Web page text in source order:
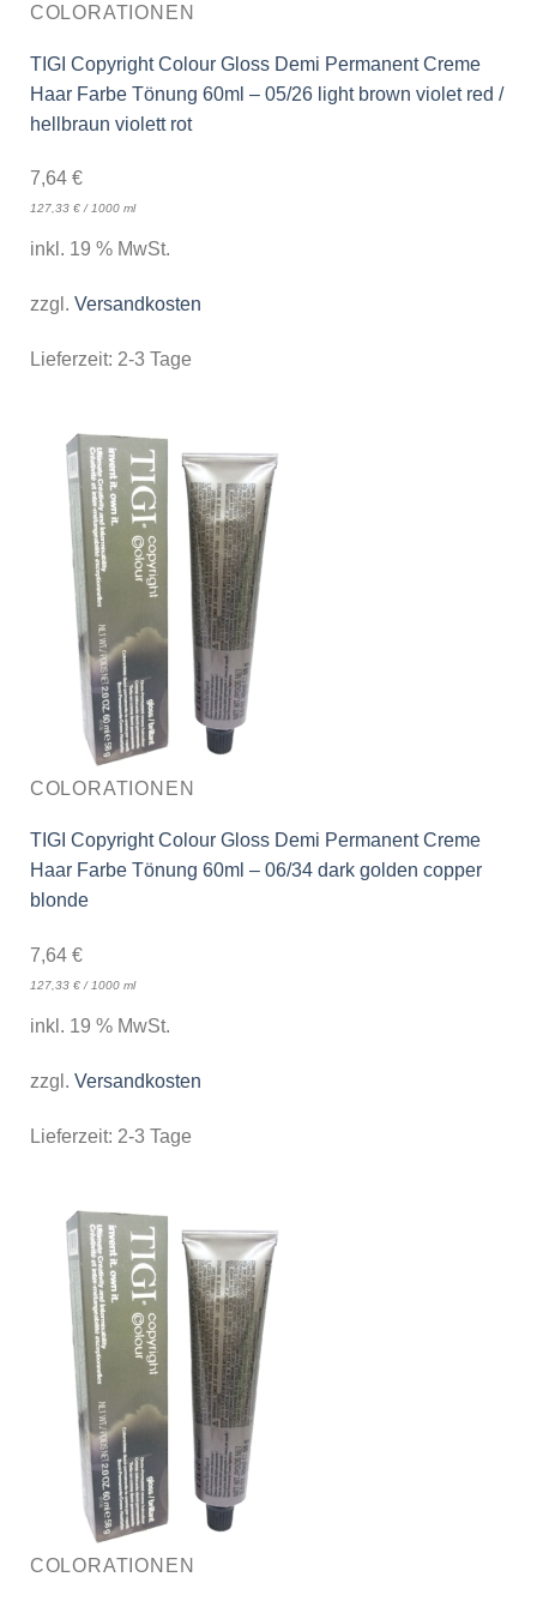
COLORATIONEN
TIGI Copyright Colour Gloss Demi Permanent Creme
Haar Farbe Tönung 60ml – 05/26 light brown violet red /
hellbraun violett rot
7,64 €
127,33 €/1000 ml
inkl. 19 % MwSt.
zzgl. Versandkosten
Lieferzeit: 2-3 Tage
COLORATIONEN
TIGI Copyright Colour Gloss Demi Permanent Creme
Haar Farbe Tönung 60ml – 06/34 dark golden copper
blonde
7,64 €
127,33 €/ 1000 ml
inkl. 19 % MwSt.
zzgl. Versandkosten
Lieferzeit: 2-3 Tage
COLORATIONEN